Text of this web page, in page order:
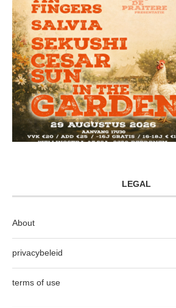
LEGAL
About
privacybeleid
terms of use